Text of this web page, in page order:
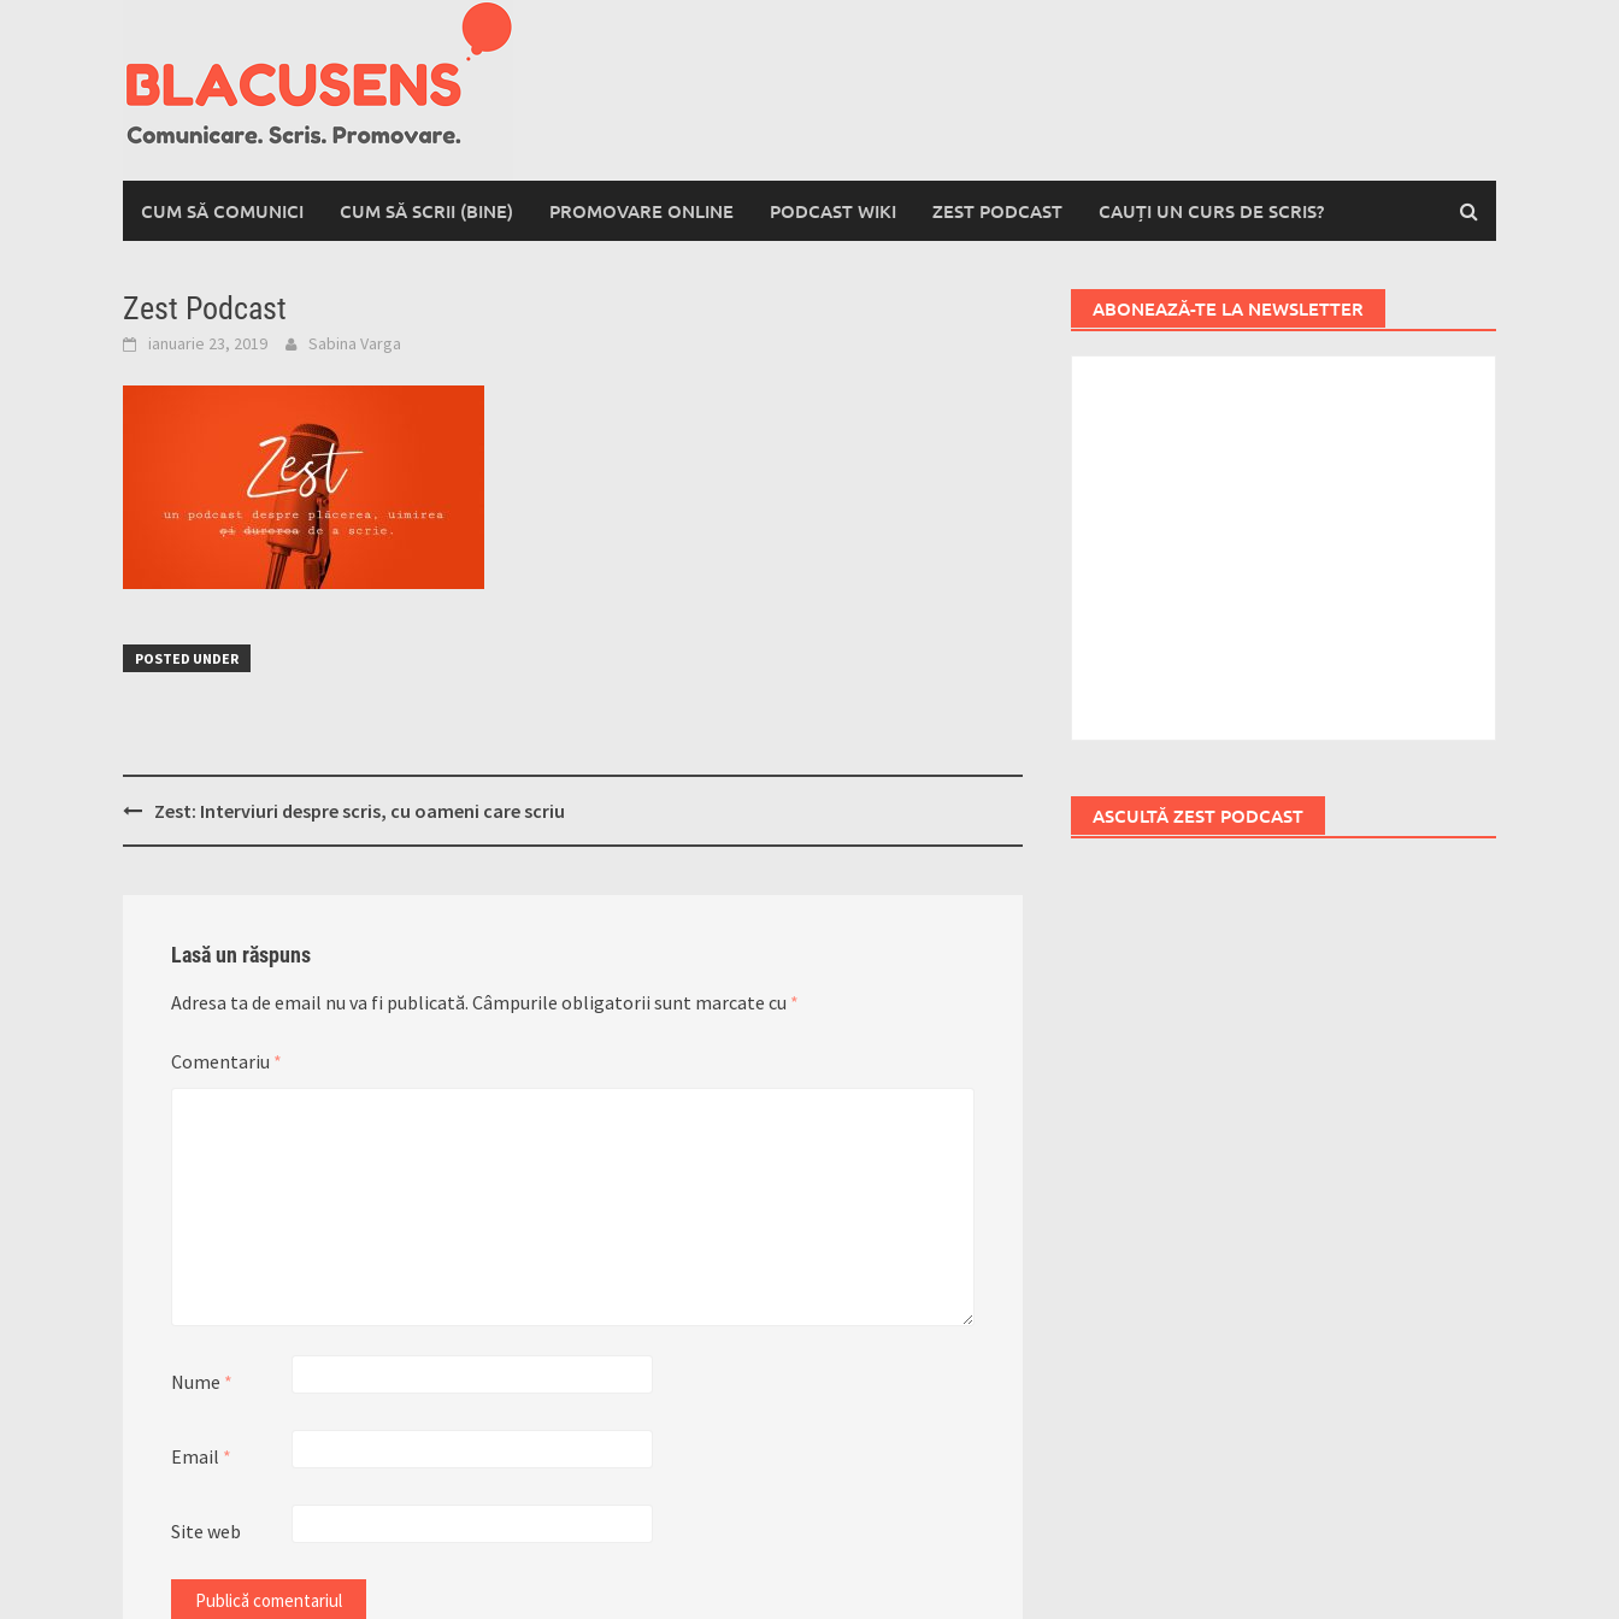
CUM SĂ COMUNICI CUM SĂ SCRII (BINE) PROMOVARE ONLINE PODCAST WIKI ZEST PODCAST CAUȚI UN CURS DE SCRIS?
Zest Podcast
ianuarie 23, 2019 Sabina Varga
POSTED UNDER
PostZest: Interviuri despre scris, cu oameni care scriu
Lasă un răspuns
Adresa ta de email nu va fi publicată. Câmpurile obligatorii sunt marcate cu *
Comentariu *
Nume *
Email *
Site web
ABONEAZĂ-TE LA NEWSLETTER
ASCULTĂ ZEST PODCAST